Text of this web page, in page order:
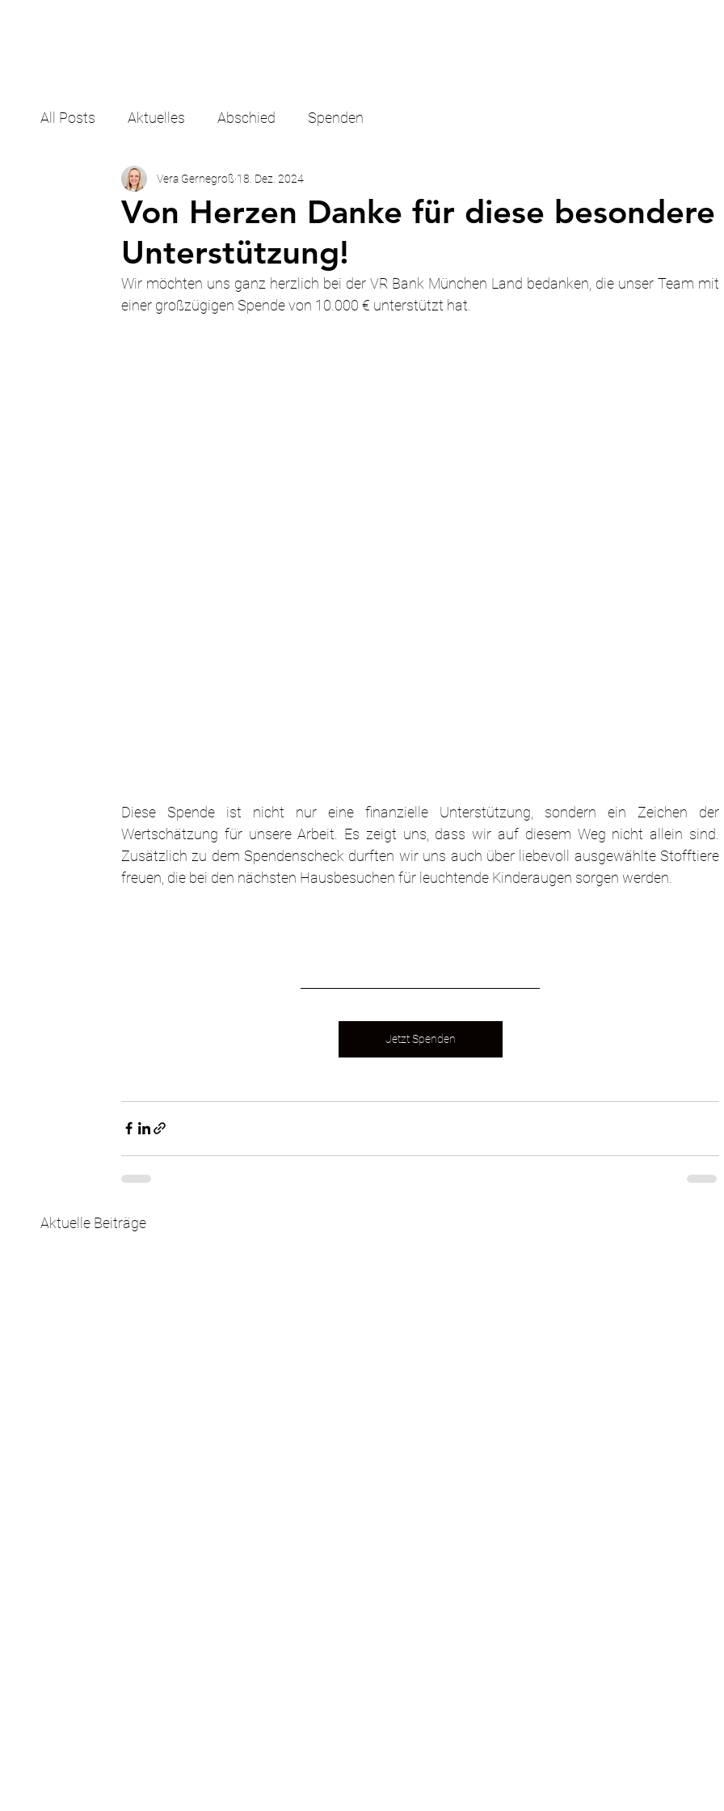
All Posts Aktuelles Abschied Spenden
Von Herzen Danke für diese besondere
Unterstützung!
Vera Gernegroß 18. Dez. 2024
Wir möchten uns ganz herzlich bei der VR Bank München Land bedanken, die unser Team mit
einer großzügigen Spende von 10.000 € unterstützt hat.
Diese Spende ist nicht nur eine finanzielle Unterstützung, sondern ein Zeichen der
Wertschätzung für unsere Arbeit. Es zeigt uns, dass wir auf diesem Weg nicht allein sind.
Zusätzlich zu dem Spendenscheck durften wir uns auch über liebevoll ausgewählte Stofftiere
freuen, die bei den nächsten Hausbesuchen für leuchtende Kinderaugen sorgen werden.
Jetzt Spenden
Aktuelle Beiträge